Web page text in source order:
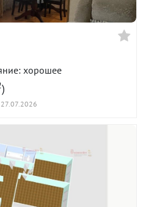
хорошее
)
27.07.2026